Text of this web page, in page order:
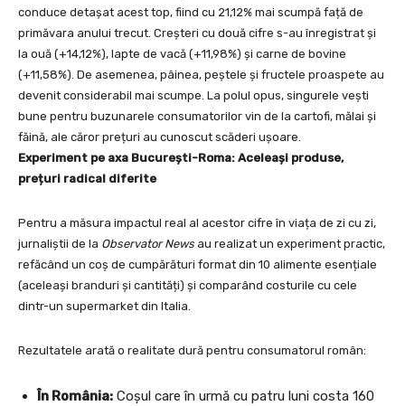
conduce detașat acest top, fiind cu 21,12% mai scumpă față de
primăvara anului trecut. Creșteri cu două cifre s-au înregistrat și
la ouă (+14,12%), lapte de vacă (+11,98%) și carne de bovine
(+11,58%). De asemenea, pâinea, peștele și fructele proaspete au
devenit considerabil mai scumpe. La polul opus, singurele vești
bune pentru buzunarele consumatorilor vin de la cartofi, mălai și
făină, ale căror prețuri au cunoscut scăderi ușoare.
Experiment pe axa București-Roma: Aceleași produse,
prețuri radical diferite
Pentru a măsura impactul real al acestor cifre în viața de zi cu zi,
jurnaliștii de la Observator News au realizat un experiment practic,
refăcând un coș de cumpărături format din 10 alimente esențiale
(aceleași branduri și cantități) și comparând costurile cu cele
dintr-un supermarket din Italia.
Rezultatele arată o realitate dură pentru consumatorul român:
În România: Coșul care în urmă cu patru luni costa 160